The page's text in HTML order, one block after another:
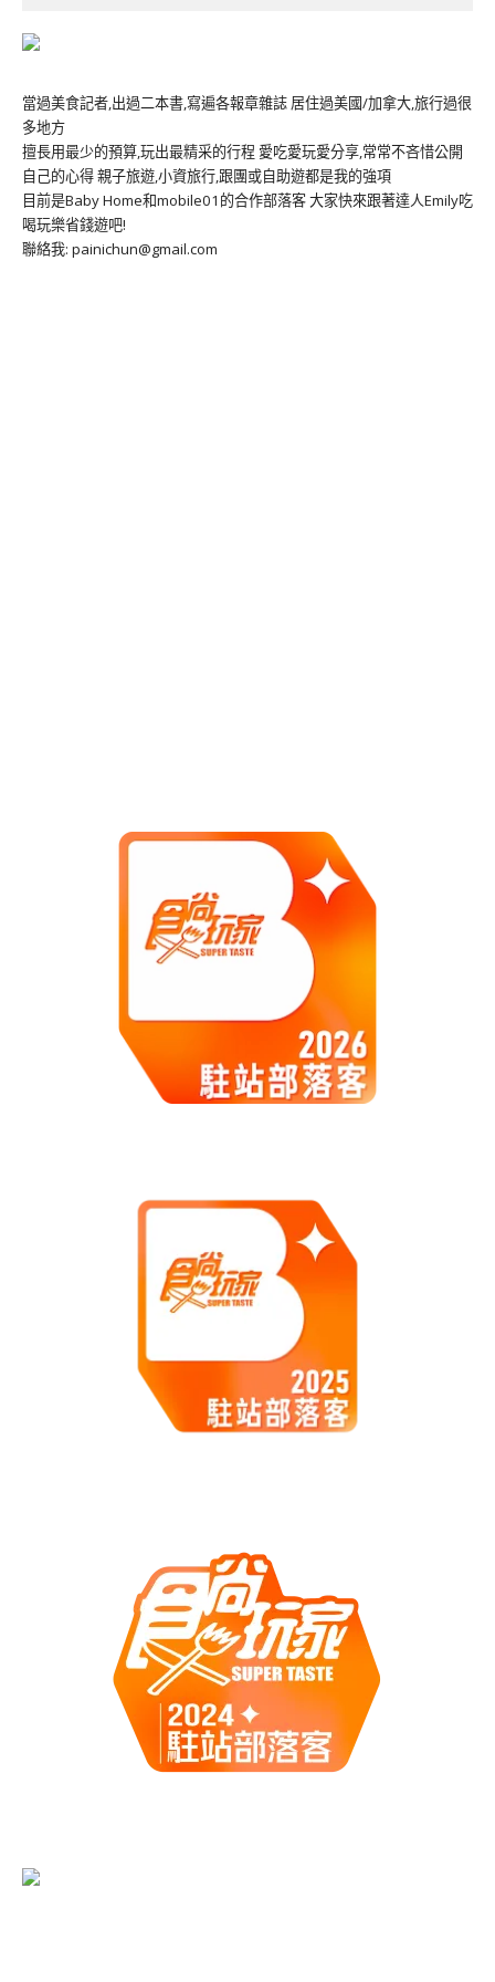
當過美食記者,出過二本書,寫遍各報章雜誌 居住過美國/加拿大,旅行過很
多地方
擅長用最少的預算,玩出最精采的行程 愛吃愛玩愛分享,常常不吝惜公開
自己的心得 親子旅遊,小資旅行,跟團或自助遊都是我的強項
目前是Baby Home和mobile01的合作部落客 大家快來跟著達人Emily吃
喝玩樂省錢遊吧!
聯絡我: painichun@gmail.com